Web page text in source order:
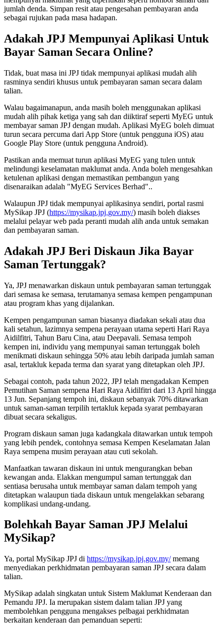
jumlah denda. Simpan resit atau pengesahan pembayaran anda
sebagai rujukan pada masa hadapan.
Adakah JPJ Mempunyai Aplikasi Untuk
Bayar Saman Secara Online?
Tidak, buat masa ini JPJ tidak mempunyai aplikasi mudah alih
rasminya sendiri khusus untuk pembayaran saman secara dalam
talian.
Walau bagaimanapun, anda masih boleh menggunakan aplikasi
mudah alih pihak ketiga yang sah dan diiktiraf seperti MyEG untuk
membayar saman JPJ dengan mudah. Aplikasi MyEG boleh dimuat
turun secara percuma dari App Store (untuk pengguna iOS) atau
Google Play Store (untuk pengguna Android).
Pastikan anda memuat turun aplikasi MyEG yang tulen untuk
melindungi keselamatan maklumat anda. Anda boleh mengesahkan
ketulenan aplikasi dengan memastikan pembangun yang
disenaraikan adalah "MyEG Services Berhad"..
Walaupun JPJ tidak mempunyai aplikasinya sendiri, portal rasmi
MySikap JPJ (https://mysikap.jpj.gov.my/) masih boleh diakses
melalui pelayar web pada peranti mudah alih anda untuk semakan
dan pembayaran saman.
Adakah JPJ Beri Diskaun Jika Bayar
Saman Tertunggak?
Ya, JPJ menawarkan diskaun untuk pembayaran saman tertunggak
dari semasa ke semasa, terutamanya semasa kempen pengampunan
atau program khas yang dijalankan.
Kempen pengampunan saman biasanya diadakan sekali atau dua
kali setahun, lazimnya sempena perayaan utama seperti Hari Raya
Aidilfitri, Tahun Baru Cina, atau Deepavali. Semasa tempoh
kempen ini, individu yang mempunyai saman tertunggak boleh
menikmati diskaun sehingga 50% atau lebih daripada jumlah saman
asal, tertakluk kepada terma dan syarat yang ditetapkan oleh JPJ.
Sebagai contoh, pada tahun 2022, JPJ telah mengadakan Kempen
Pemutihan Saman sempena Hari Raya Aidilfitri dari 13 April hingga
13 Jun. Sepanjang tempoh ini, diskaun sebanyak 70% ditawarkan
untuk saman-saman terpilih tertakluk kepada syarat pembayaran
dibuat secara sekaligus.
Program diskaun saman juga kadangkala ditawarkan untuk tempoh
yang lebih pendek, contohnya semasa Kempen Keselamatan Jalan
Raya sempena musim perayaan atau cuti sekolah.
Manfaatkan tawaran diskaun ini untuk mengurangkan beban
kewangan anda. Elakkan mengumpul saman tertunggak dan
sentiasa berusaha untuk membayar saman dalam tempoh yang
ditetapkan walaupun tiada diskaun untuk mengelakkan sebarang
komplikasi undang-undang.
Bolehkah Bayar Saman JPJ Melalui
MySikap?
Ya, portal MySikap JPJ di https://mysikap.jpj.gov.my/memang
menyediakan perkhidmatan pembayaran saman JPJ secara dalam
talian.
MySikap adalah singkatan untuk Sistem Maklumat Kenderaan dan
Pemandu JPJ. Ia merupakan sistem dalam talian JPJ yang
membolehkan pengguna mengakses pelbagai perkhidmatan
berkaitan kenderaan dan pemanduan seperti: